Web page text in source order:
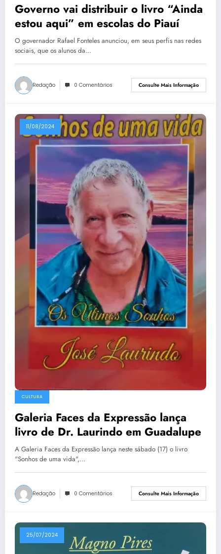
Governo vai distribuir o livro “Ainda
estou aqui” em escolas do Piauí
O governador Rafael Fonteles anunciou, em seus perfis nas redes
sociais, que os alunos da…
Redação 0 Comentários Consulte Mais Informação
11/08/2024
CULTURA
Galeria Faces da Expressão lança
livro de Dr. Laurindo em Guadalupe
A Galeria Faces da Expressão lança neste sábado (17) o livro
"Sonhos de uma vida",…
Redação 0 Comentários Consulte Mais Informação
25/07/2024